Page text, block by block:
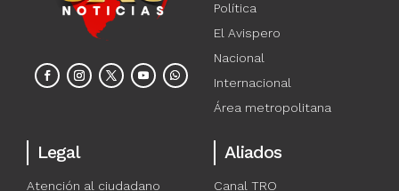
Política
El Avispero
Nacional
Internacional
Área metropolitana
Legal
Atención al ciudadano
Aliados
Canal TRO